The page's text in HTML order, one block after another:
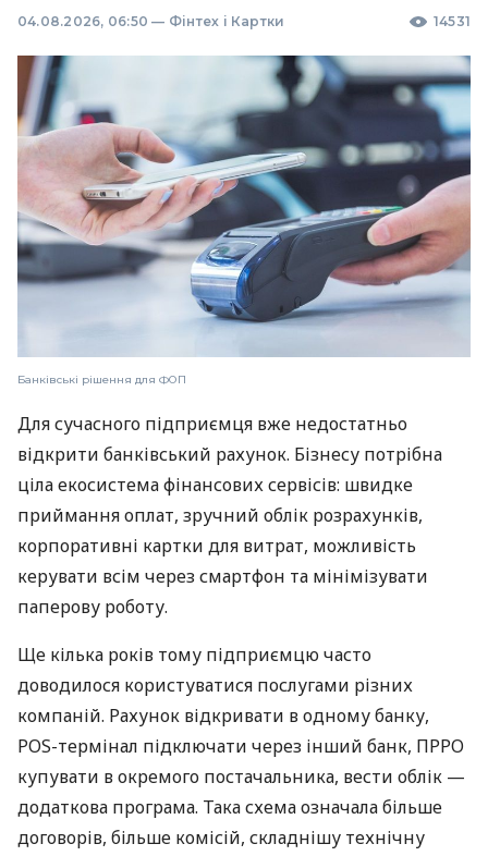
04.08.2026, 06:50 — Фінтех і Картки 14531
Банківські рішення для ФОП
Для сучасного підприємця вже недостатньо
відкрити банківський рахунок. Бізнесу потрібна
ціла екосистема фінансових сервісів: швидке
приймання оплат, зручний облік розрахунків,
корпоративні картки для витрат, можливість
керувати всім через смартфон та мінімізувати
паперову роботу.
Ще кілька років тому підприємцю часто
доводилося користуватися послугами різних
компаній. Рахунок відкривати в одному банку,
POS-термінал підключати через інший банк, ПРРО
купувати в окремого постачальника, вести облік —
додаткова програма. Така схема означала більше
договорів, більше комісій, складнішу технічну